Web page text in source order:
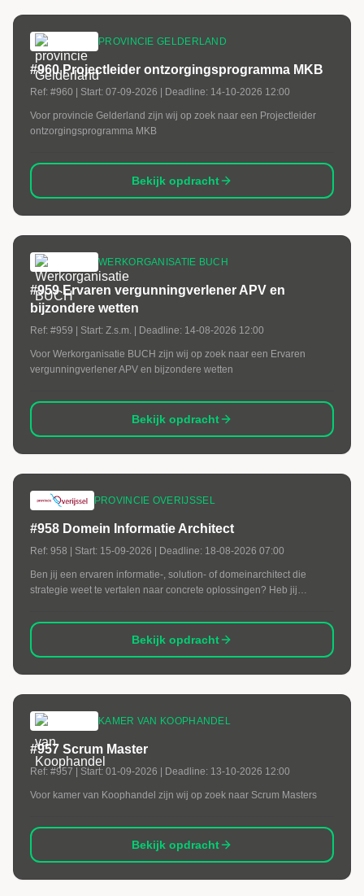
PROVINCIE GELDERLAND
#960 Projectleider ontzorgingsprogramma MKB
Ref: #960 | Start: 07-09-2026 | Deadline: 14-10-2026 12:00
Voor provincie Gelderland zijn wij op zoek naar een Projectleider
ontzorgingsprogramma MKB
Bekijk opdracht
WERKORGANISATIE BUCH
#959 Ervaren vergunningverlener APV en
bijzondere wetten
Ref: #959 | Start: Z.s.m. | Deadline: 14-08-2026 12:00
Voor Werkorganisatie BUCH zijn wij op zoek naar een Ervaren
vergunningverlener APV en bijzondere wetten
Bekijk opdracht
PROVINCIE OVERIJSSEL
#958 Domein Informatie Architect
Ref: 958 | Start: 15-09-2026 | Deadline: 18-08-2026 07:00
Ben jij een ervaren informatie-, solution- of domeinarchitect die
strategie weet te vertalen naar concrete oplossingen? Heb jij
architectuurgovernance en digitale transformaties binnen de
overheid? Dan zijn wij op zoek naar jou.
Bekijk opdracht
KAMER VAN KOOPHANDEL
#957 Scrum Master
Ref: #957 | Start: 01-09-2026 | Deadline: 13-10-2026 12:00
Voor kamer van Koophandel zijn wij op zoek naar Scrum Masters
Bekijk opdracht